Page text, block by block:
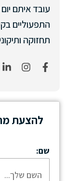
עובד איתם
תחזוקה
להצעת
שם: